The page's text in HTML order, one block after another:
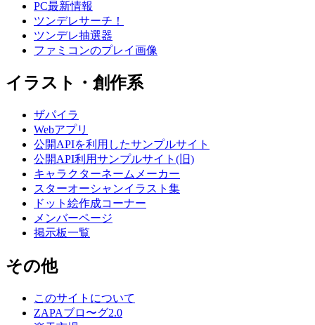
PC最新情報
ツンデレサーチ！
ツンデレ抽選器
ファミコンのプレイ画像
イラスト・創作系
ザパイラ
Webアプリ
公開APIを利用したサンプルサイト
公開API利用サンプルサイト(旧)
キャラクターネームメーカー
スターオーシャンイラスト集
ドット絵作成コーナー
メンバーページ
掲示板一覧
その他
このサイトについて
ZAPAブロ〜グ2.0